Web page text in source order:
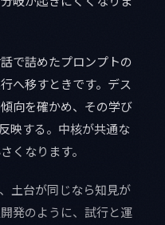
で詰めたプロンプトの
へ移すときです。デス
向を確かめ、その学び
映する。中核が共通な
くなります。
土台が同じなら知見が
発のように、試行と運